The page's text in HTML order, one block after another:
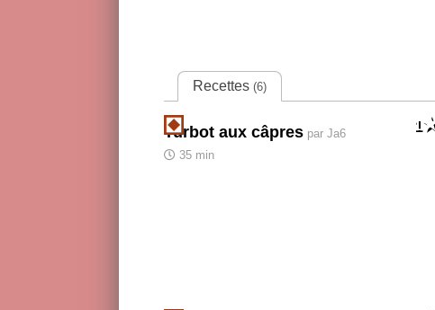
Recettes (6)
Turbot aux câpres par Ja6
35 min
1